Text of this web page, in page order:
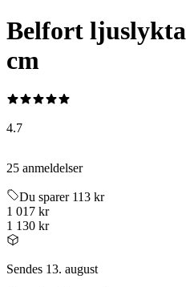
Belfort ljuslykta
cm
4.7
25 anmeldelser
Du sparer 113 kr
1 017 kr
1 130 kr
Sendes 13. august